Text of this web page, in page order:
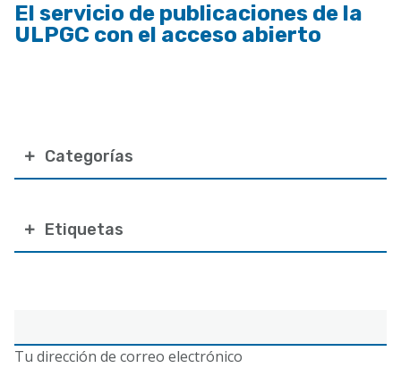
electrónico
Tu dirección de correo electrónico
Categorías
Etiquetas
El servicio de publicaciones de la
ULPGC con el acceso abierto